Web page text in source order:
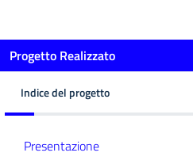
Progetto Realizzato
Indice del progetto
Presentazione